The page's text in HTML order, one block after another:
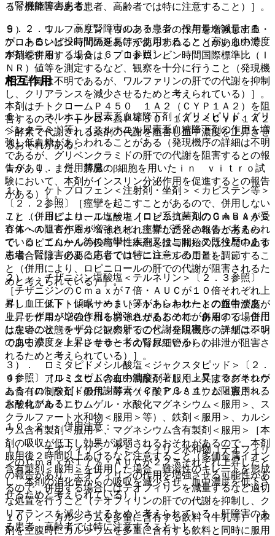
る；肝障害のある患者、高齢者では特に注意すること）］。
５）． ワルファリン［ワルファリンの作用を増強し出血・
プロトロンビン時間の延長等があらわれることがあるので、
本剤を併用する場合は、プロトロンビン時間国際標準比（Ｉ
ＮＲ）値等を測定するなど、観察を十分に行うこと（発現機
序の詳細は不明であるが、ワルファリンの肝での代謝を抑制
し、クリアランスを減少させるためと考えられている）］。
６）． スルホニル尿素系血糖降下剤（グリメピリド、グリ
ベンクラミド等）［スルホニル尿素系血糖降下剤の作用を増
強し低血糖があらわれることがある（発現機序の詳細は不明
であるが、グリベンクラミドの肝での代謝を阻害するとの報
告があり、また、膵臓のβ細胞を用いたｉｎ ｖｉｔｒｏ試
験において、本剤がインスリン分泌作用を促進するとの報告
がある）］。
７）． ロピニロール塩酸塩［ロピニロールのＣｍａｘが６
０％・ＡＵＣが８４％それぞれ上昇したとの報告があるの
で、ロピニロールの投与中に本剤を投与開始又は投与中止す
る場合には、必要に応じてロピニロールの用量を調節するこ
と（併用により、ロピニロールの肝での代謝が阻害されるた
めと考えられている）］。
８）． メトトレキサート［メトトレキサートの血中濃度が
上昇し作用が増強されるおそれがあるので、併用する場合に
は患者の状態を十分に観察すること（発現機序の詳細は不明
であるが、メトトレキサートの腎尿細管からの排泄が阻害さ
れるためと考えられている）］。
９）． アルミニウム含有の制酸剤＜服用＞又はマグネシウ
ム含有の制酸剤＜服用＞等（ケイ酸アルミニウム＜服用＞、
水酸化アルミニウムゲル・水酸化マグネシウム＜服用＞、ス
クラルファート水和物＜服用＞等）、鉄剤＜服用＞、カルシ
ウム含有製剤＜服用＞、マグネシウム含有製剤＜服用＞［本
剤の吸収が低下し効果が減弱されるおそれがあるので、本剤
服用後２時間以上あけるなど注意すること（多価金属イオン
含有製剤＜服用＞を併用した場合、難溶性のキレートを形成
し、本剤の消化管からの吸収を減少させ、血中濃度を低下さ
せるためと考えられている）］。
１０）． カルシウムを多量に含有する飲料（牛乳等）［本
剤を空腹時にカルシウムを多量に含有する飲料と同時に服用
（腎機能障害患者）
９．２．１． 高度腎障害のある患者：投与量を減量する
か、あるいは投与間隔をあけて使用すること（高い血中濃度
が持続する）〔１６．６．１参照〕。
相互作用
本剤はチトクロームＰ４５０ １Ａ２（ＣＹＰ１Ａ２）を阻
害するので、チトクロームＰ４５０ １Ａ２＜ＣＹＰ１Ａ２
＞酵素で代謝される薬剤の代謝を阻害し血中濃度を上昇させ
るおそれがある。
１０．１． 併用禁忌：
１）． ケトプロフェン＜注射剤・坐剤＞＜カピステン等＞
〔２．２参照〕［痙攣を起こすことがあるので、併用しない
こと（併用により、ニューキノロン系抗菌剤のＧＡＢＡＡ受
容体への阻害作用が増強され、痙攣が誘発されると考えられ
ている；てんかん等の痙攣性疾患又はこれらの既往歴のある
患者、腎障害のある患者では特に注意すること）］。
２）． チザニジン塩酸塩＜テルネリン＞〔２．３参照〕
［チザニジンのＣｍａｘが７倍・ＡＵＣが１０倍それぞれ上
昇し血圧低下・傾眠・めまい等があらわれたとの報告があ
り、チザニジンの作用を増強させるおそれがあるので、併用
しないこと（チザニジンの肝での代謝を阻害し、チザニジン
の血中濃度を上昇させると考えられている）］。
３）． ロミタピドメシル酸塩＜ジャクスタピッド＞〔２．
４参照〕［ロミタピドの血中濃度が著しく上昇するおそれが
ある（ロミタピドの代謝酵素（ＣＹＰ３Ａ４）が阻害される
おそれがある）］。
１０．２． 併用注意：
１）． テオフィリン、アミノフィリン水和物［テオフィリ
ンのＣｍａｘが１７％・ＡＵＣが２２％それぞれ上昇したと
の報告があり、テオフィリンの作用を増強させる可能性があ
るので、併用する場合にはテオフィリンを減量するなど適切
な処置を行うこと（テオフィリンの肝での代謝を抑制し、ク
リアランスを減少させるためと考えられている；肝障害のあ
る患者、高齢者では特に注意すること）］。